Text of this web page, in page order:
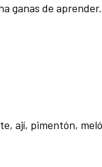
ganas de aprender.
ají, pimentón,